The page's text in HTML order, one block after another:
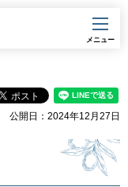
メニュー
公開日：2024年12月27日